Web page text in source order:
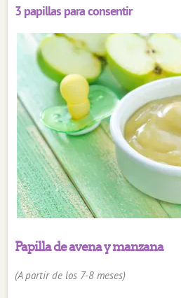
3 papillas para consentir
Papilla de avena y manzana
(A partir de los 7-8 meses)